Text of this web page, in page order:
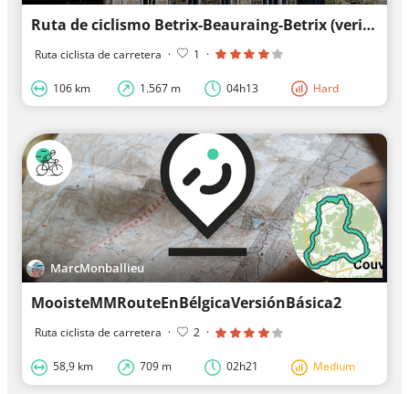
Ruta de ciclismo Betrix-Beauraing-Betrix (verificada)
Ruta ciclista de carretera · 1 ·
106 km 1.567 m 04h13 Hard
MarcMonballieu
MooisteMMRouteEnBélgicaVersiónBásica2
Ruta ciclista de carretera · 2 ·
58,9 km 709 m 02h21 Medium